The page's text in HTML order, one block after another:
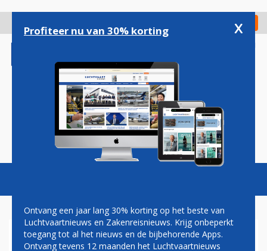
gaan
Check in
Magazine Podcasts Vacatures
BIJEENKOMST MH17-LANDEN
Profiteer nu van 30% korting x
Ontvang een jaar lang 30% korting op het beste van
Luchtvaartnieuws en Zakenreisnieuws. Krijg onbeperkt
toegang tot al het nieuws en de bijbehorende Apps.
Ontvang tevens 12 maanden het Luchtvaartnieuws